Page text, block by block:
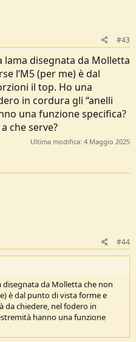
#43
lama disegnata da Molletta
l’M5 (per me) è dal
il top. Ho una
in cordura gli “anelli
una funzione specifica?
che serve?
Ultima modifica: 4 Maggio 2025
#44
da Molletta che non
è dal punto di vista forme e
da chiedere, nel fodero in
hanno una funzione